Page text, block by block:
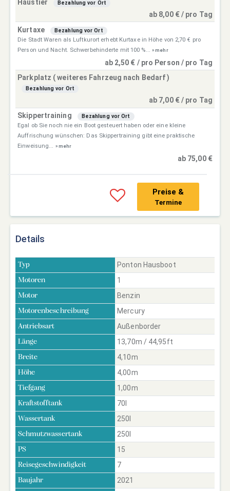
Haustier Bezahlung vor Ort
ab 8,00 € / pro Tag
Kurtaxe
Bezahlung vor Ort
Die Stadt Waren als Luftkurort erhebt Kurtaxe in Höhe von 2,70 € pro
Person und Nacht. Schwerbehinderte mit 100 %...
» mehr
ab 2,50 € / pro Person / pro Tag
Parkplatz ( weiteres Fahrzeug nach Bedarf )
Bezahlung vor Ort
ab 7,00 € / pro Tag
Skippertraining
Bezahlung vor Ort
Egal ob Sie noch nie ein Boot gesteuert haben oder eine kleine
Auffrischung wünschen: Das Skippertraining gibt eine praktische
Einweisung... » mehr
ab 75,00 €
Preise &
Termine
Details
Typ Ponton Hausboot
Motoren 1
Motor Benzin
Motorenbeschreibung Mercury
Antriebsart Außenborder
Länge 13,70m / 44,95ft
Breite 4,10m
Höhe 4,00m
Tiefgang 1,00m
Kraftstofftank 70l
Wassertank 250l
Schmutzwassertank 250l
PS 15
Reisegeschwindigkeit 7
Baujahr 2021